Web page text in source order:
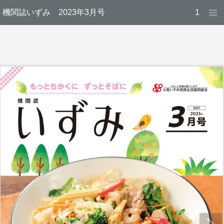
機関誌いずみ 2023年3月号 1